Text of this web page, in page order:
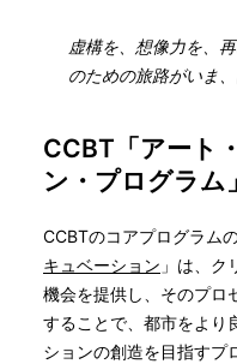
虚構を、想像力を、
のための旅路がいま、
CCBT「アート
ン・プログラム
CCBTのコアプログラム
キュベーション 」は、ク
機会を提供し、そのプロ
することで、都市をより
ションの創造を目指すプ